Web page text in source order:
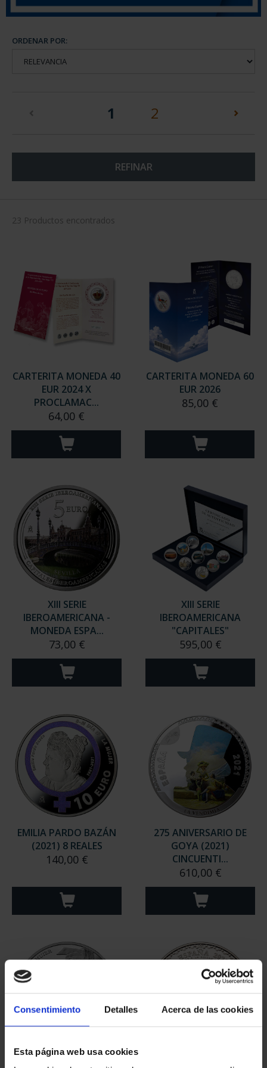
Consentimiento Detalles Acerca de las cookies
Esta página web usa cookies
ORDENAR POR:
1 (current)
2
REFINAR
23 Productos encontrados
CARTERITA MONEDA 40
EUR 2024 X
PROCLAMAC...
64,00 €
CARTERITA MONEDA 60
EUR 2026
85,00 €
XIII SERIE
IBEROAMERICANA -
MONEDA ESPA...
73,00 €
XIII SERIE
IBEROAMERICANA
"CAPITALES"
595,00 €
EMILIA PARDO BAZÁN
(2021) 8 REALES
140,00 €
275 ANIVERSARIO DE
GOYA (2021)
CINCUENTI...
610,00 €
MARÍA DE MAEZTU